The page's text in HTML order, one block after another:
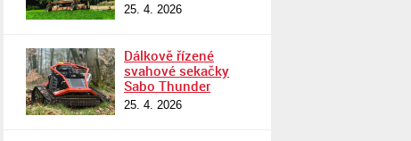
25. 4. 2026
Dálkově řízené
svahové sekačky
Sabo Thunder
25. 4. 2026